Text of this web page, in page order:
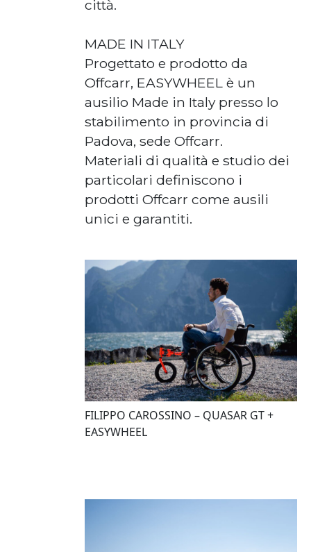
città.
MADE IN ITALY
Progettato e prodotto da
Offcarr, EASYWHEEL è un
ausilio Made in Italy presso lo
stabilimento in provincia di
Padova, sede Offcarr.
Materiali di qualità e studio dei
particolari definiscono i
prodotti Offcarr come ausili
unici e garantiti.
FILIPPO CAROSSINO – QUASAR GT +
EASYWHEEL